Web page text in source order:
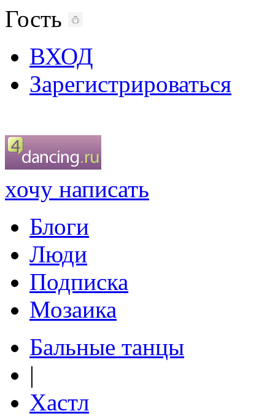
Гость
ВХОД
Зарегистрироваться
хочу написать
Блоги
Люди
Подписка
Мозаика
Бальные танцы
|
Хастл